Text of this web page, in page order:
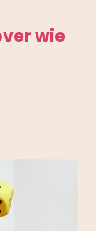
wie